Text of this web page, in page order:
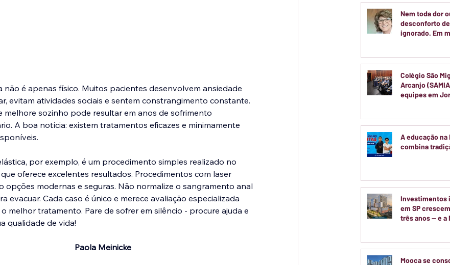
não é apenas físico. Muitos pacientes desenvolvem ansiedade
evitam atividades sociais e sentem constrangimento constante.
melhore sozinho pode resultar em anos de sofrimento
A boa notícia: existem tratamentos eficazes e minimamente
por exemplo, é um procedimento simples realizado no
oferece excelentes resultados. Procedimentos com laser
opções modernas e seguras. Não normalize o sangramento anal
evacuar. Cada caso é único e merece avaliação especializada
melhor tratamento. Pare de sofrer em silêncio - procure ajuda e
qualidade de vida!
Paola Meinicke
Nem toda dor
desconforto
ignorado. Em
passo para
saúde.
Colégio São
Arcanjo
equipes em
A educação na
combina
Investimentos
em SP
três anos — e a
Mooca se